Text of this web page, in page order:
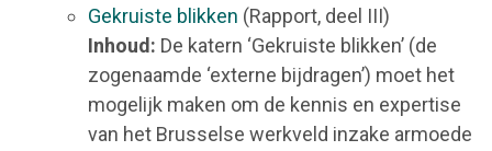
Gekruiste blikken (Rapport, deel III)
Inhoud: De katern ‘Gekruiste blikken’ (de
zogenaamde ‘externe bijdragen’) moet het
mogelijk maken om de kennis en expertise
van het Brusselse werkveld inzake armoede